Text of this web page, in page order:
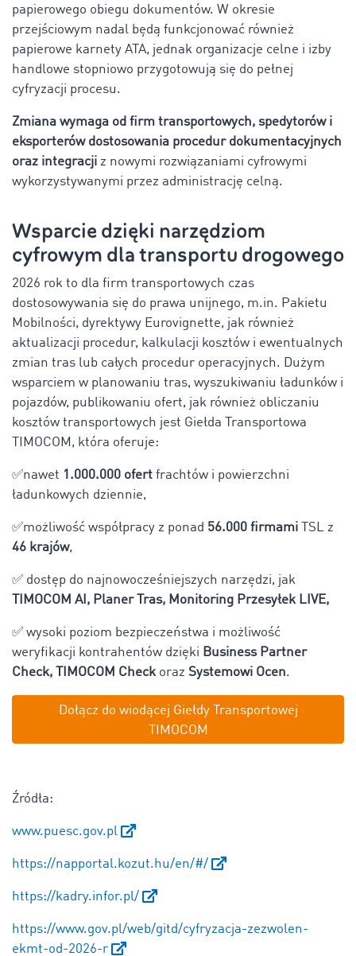
papierowego obiegu dokumentów. W okresie
przejściowym nadal będą funkcjonować również
papierowe karnety ATA, jednak organizacje celne i izby
handlowe stopniowo przygotowują się do pełnej
cyfryzacji procesu.
Zmiana wymaga od firm transportowych, spedytorów i
eksporterów dostosowania procedur dokumentacyjnych
oraz integracji z nowymi rozwiązaniami cyfrowymi
wykorzystywanymi przez administrację celną.
Wsparcie dzięki narzędziom
cyfrowym dla transportu drogowego
2026 rok to dla firm transportowych czas
dostosowywania się do prawa unijnego, m.in. Pakietu
Mobilności, dyrektywy Eurovignette, jak również
aktualizacji procedur, kalkulacji kosztów i ewentualnych
zmian tras lub całych procedur operacyjnych. Dużym
wsparciem w planowaniu tras, wyszukiwaniu ładunków i
pojazdów, publikowaniu ofert, jak również obliczaniu
kosztów transportowych jest Giełda Transportowa
TIMOCOM, która oferuje:
✅nawet 1.000.000 ofert frachtów i powierzchni
ładunkowych dziennie,
✅możliwość współpracy z ponad 56.000 firmami TSL z
46 krajów,
✅ dostęp do najnowocześniejszych narzędzi, jak
TIMOCOM AI, Planer Tras, Monitoring Przesyłek LIVE,
✅ wysoki poziom bezpieczeństwa i możliwość
weryfikacji kontrahentów dzięki Business Partner
Check, TIMOCOM Checkoraz Systemowi Ocen.
Dołącz do wiodącej Giełdy Transportowej
TIMOCOM
Źródła:
www.puesc.gov.pl
https://napportal.kozut.hu/en/#/
https://kadry.infor.pl/
https://www.gov.pl/web/gitd/cyfryzacja-zezwolen-
ekmt-od-2026-r